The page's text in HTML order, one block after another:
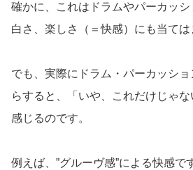
確かに、これはドラムやパーカッ
白さ、楽しさ（＝快感）にも当ては
でも、実際にドラム・パーカッシ
らすると、「いや、これだけじゃ
感じるのです。
例えば、”グルーヴ感”による快感で